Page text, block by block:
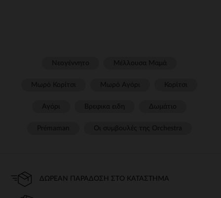
ΔΩΡΕΆΝ ΠΑΡΆΔΟΣΗ ΣΤΟ ΚΑΤΆΣΤΗΜΑ